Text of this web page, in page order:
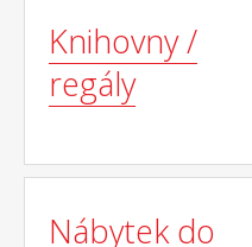
Knihovny /
regály
Nábytek do